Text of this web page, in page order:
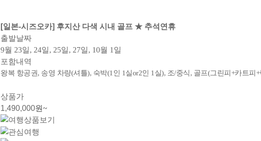
[일본-시즈오카] 후지산 다색 시내 골프 ★ 추석연휴
출발날짜
9월 23일, 24일, 25일, 27일, 10월 1일
포함내역
왕복 항공권, 송영 차량(셔틀), 숙박(1인 1실or2인 1실), 조/중식, 골프(그린피+카트피
상품가
1,490,000원~